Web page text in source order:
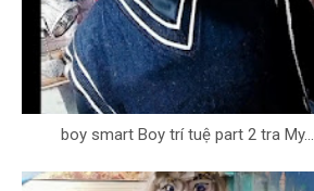
boy smart Boy trí tuệ part 2 tra My...